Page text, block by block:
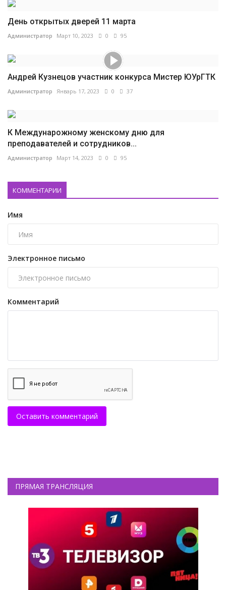
День открытых дверей 11 марта
Администратор Март 10, 2023 0 95
Андрей Кузнецов участник конкурса Мистер ЮУрГТК
Администратор Январь 17, 2023 0 37
К Междунарожному женскому дню для
преподавателей и сотрудников...
Администратор Март 14, 2023 0 95
КОММЕНТАРИИ
Имя
Электронное письмо
Комментарий
Оставить комментарий
ПРЯМАЯ ТРАНСЛЯЦИЯ